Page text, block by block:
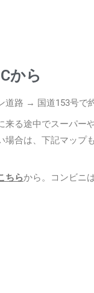
から
道路 → 国道153号で
来る途中でスーパー
場合は、下記マップ
ちらから。コンビニ